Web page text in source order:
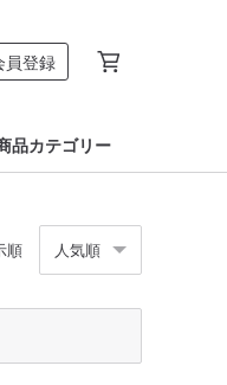
員登録
品カテゴリー
順 人気順